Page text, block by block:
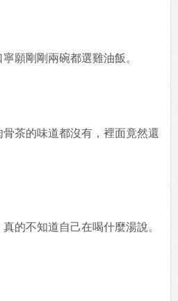
願剛剛兩碗都選雞油飯。
茶的味道都沒有，裡面竟然還
的不知道自己在喝什麼湯說。